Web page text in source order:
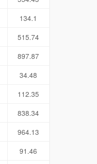
134.1
515.74
897.87
34.48
112.35
838.34
964.13
91.46